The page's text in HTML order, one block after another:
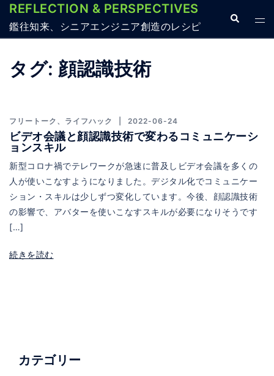
ン
テ
REFLECTION & PERSPECTIVES
鑑往知来、シニアエンジニア創造のレシピ
検
索
ト
グ
タグ: 顔認識技術
フリートーク 、 ライフハック 2022-06-24
ビデオ会議と顔認識技術で変わるコミュニケーシ
ョンスキル
新型コロナ禍でテレワークが急速に普及しビデオ会議を多くの
人が使いこなすようになりました。デジタル化でコミュニケー
ション・スキルは少しずつ変化しています。今後、顔認識技術
の影響で、アバターを使いこなすスキルが必要になりそうです
[…]
続きを読む
カテゴリー